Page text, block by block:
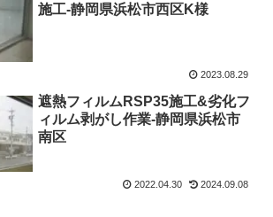
施工-静岡県浜松市西区K様
2023.08.29
遮熱フィルムRSP35施工&劣化フ
ィルム剥がし作業-静岡県浜松市
南区
2022.04.30 2024.09.08